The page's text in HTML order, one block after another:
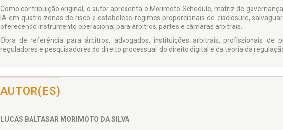
Como contribuição original, o autor apresenta o Morimoto Schedule, matriz de
IA em quatro zonas de risco e estabelece regimes proporcionais de disclosure,
oferecendo instrumento operacional para árbitros, partes e câmaras arbitrais.
Obra de referência para árbitros, advogados, instituições arbitrais, profissionais de
reguladores e pesquisadores do direito processual, do direito digital e da teoria da
AUTOR(ES)
LUCAS BALTASAR MORIMOTO DA SILVA